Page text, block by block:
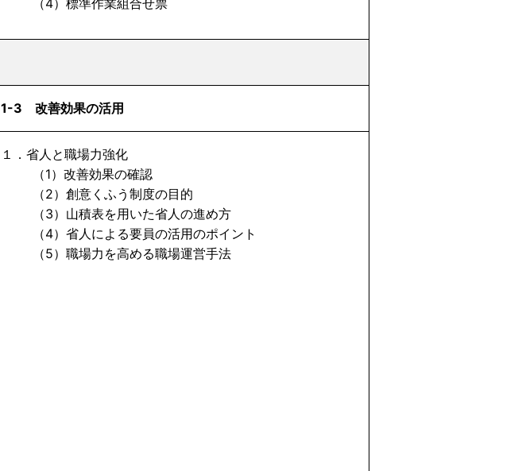
（4）標準作業組合せ票
1-3 改善効果の活用
１．省人と職場力強化
（1）改善効果の確認
（2）創意くふう制度の目的
（3）山積表を用いた省人の進め方
（4）省人による要員の活用のポイント
（5）職場力を高める職場運営手法